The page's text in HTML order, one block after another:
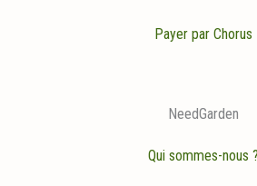
Payer par Chorus
NeedGarden
Qui sommes-nous ?